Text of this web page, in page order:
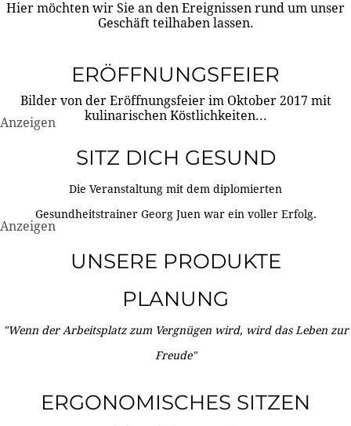
Hier möchten wir Sie an den Ereignissen rund um unser
Geschäft teilhaben lassen.
ERÖFFNUNGSFEIER
Bilder von der Eröffnungsfeier im Oktober 2017 mit
kulinarischen Köstlichkeiten...
Anzeigen
SITZ DICH GESUND
Die Veranstaltung mit dem diplomierten
Gesundheitstrainer Georg Juen war ein voller Erfolg.
Anzeigen
UNSERE PRODUKTE
PLANUNG
"Wenn der Arbeitsplatz zum Vergnügen wird, wird das Leben zur
Freude"
ERGONOMISCHES SITZEN